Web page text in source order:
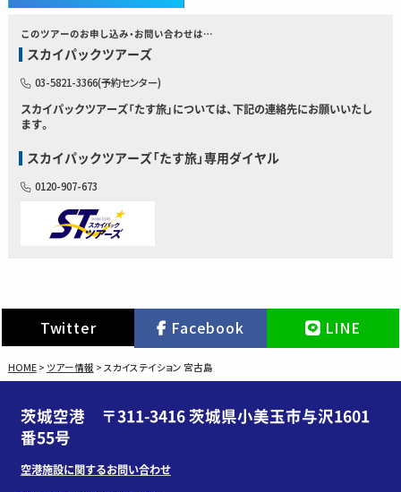
このツアーのお申し込み・お問い合わせは…
スカイパックツアーズ
03-5821-3366(予約センター)
スカイパックツアーズ「たす旅」については、下記の連絡先にお願いいたし
ます。
スカイパックツアーズ「たす旅」専用ダイヤル
0120-907-673
Twitter Facebook LINE
HOME> ツアー情報 > スカイステイション 宮古島
茨城空港 〒311-3416 茨城県小美玉市与沢1601
番55号
空港施設に関するお問い合わせ